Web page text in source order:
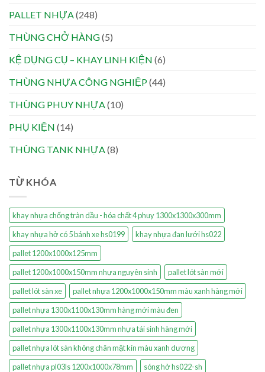
PALLET NHỰA(248)
THÙNG CHỞ HÀNG(5)
KỆ DỤNG CỤ – KHAY LINH KIỆN (6)
THÙNG NHỰA CÔNG NGHIỆP(44)
THÙNG PHUY NHỰA(10)
PHỤ KIỆN (14)
THÙNG TANK NHỰA(8)
TỪ KHÓA
khay nhựa chống tràn dầu - hóa chất 4 phuy 1300x1300x300mm
khay nhựa hở có 5 bánh xe hs0199
khay nhựa đan lưới hs022
pallet 1200x1000x125mm
pallet 1200x1000x150mm nhựa nguyên sinh
pallet lót sàn mới
pallet lót sàn xe
pallet nhựa 1200x1000x150mm màu xanh hàng mới
pallet nhựa 1300x1100x130mm hàng mới màu đen
pallet nhựa 1300x1100x130mm nhựa tái sinh hàng mới
pallet nhựa lót sàn không chân mặt kín màu xanh dương
pallet nhựa pl03ls 1200x1000x78mm
sóng hở hs022-sh